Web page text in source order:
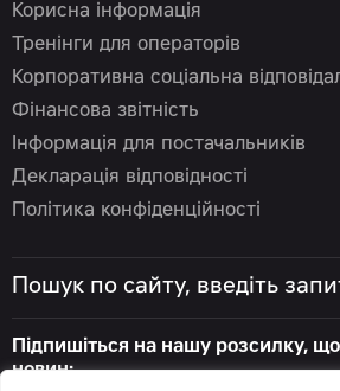
Корисна інформація
Тренінги для операторів
Корпоративна соціальна
Фінансова звітність
Інформація для постачальників
Декларація відповідності
Політика конфіденційності
Підпишіться на нашу розсилку,
новин: